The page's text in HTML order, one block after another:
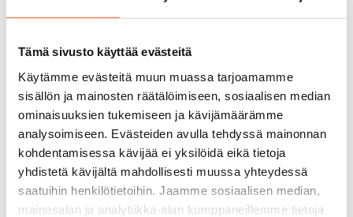
Tämä sivusto käyttää evästeitä
Käytämme evästeitä muun muassa tarjoamamme
sisällön ja mainosten räätälöimiseen, sosiaalisen median
ominaisuuksien tukemiseen ja kävijämäärämme
analysoimiseen. Evästeiden avulla tehdyssä mainonnan
kohdentamisessa kävijää ei yksilöidä eikä tietoja
yhdistetä kävijältä mahdollisesti muussa yhteydessä
saatuihin henkilötietoihin. Jaamme sosiaalisen median,
mainosalan ja analytiikka-alan kumppaneillemme tietoja
kuivaushuoneita. Autohallipaikkoja on vuokrattavissa
Sopimus ja maksut
Vapautuminen
Vuokrattu
Varallisuusrajat
Ei